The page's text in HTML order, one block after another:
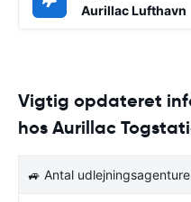
Aurillac Lufthavn
Vigtig opdateret
hos Aurillac
🚙 Antal